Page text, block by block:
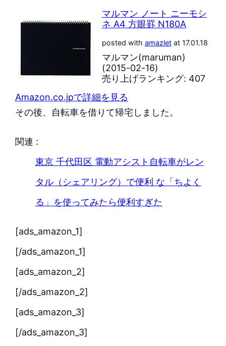
マルマン ノート ニーモシ
ネ A4 方眼罫 N180A
posted with amazletat 17.01.18
マルマン(maruman)
(2015-02-16)
売り上げランキング: 407
Amazon.co.jpで詳細を見る
その後、自転車を借りて帰宅しました。
関連 :
東京 千代田区 電動アシスト自転車がレン
タル（シェアリング）で便利 な「ちよく
る」を使ってみたら便利すぎた
[ads_amazon_1]
[/ads_amazon_1]
[ads_amazon_2]
[/ads_amazon_2]
[ads_amazon_3]
[/ads_amazon_3]